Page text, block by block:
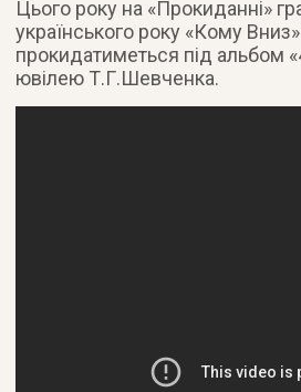
Цього року на «Прокиданні»
українського року «Кому
прокидатиметься під альбом
ювілею Т.Г.Шевченка.